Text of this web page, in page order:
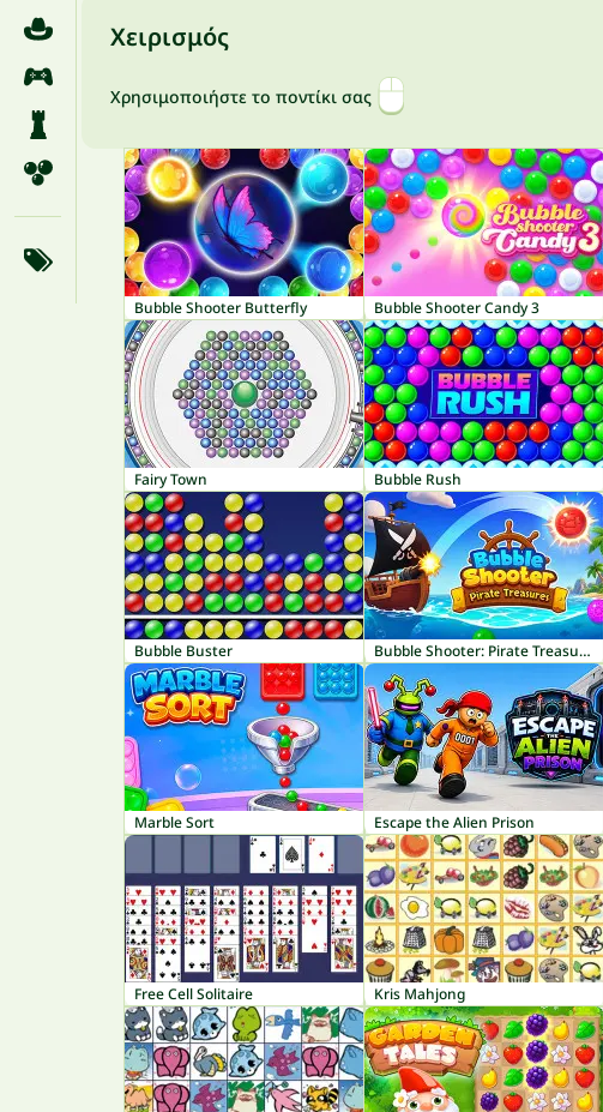
Χειρισμός
Χρησιμοποιήστε το ποντίκι σας
Bubble Shooter Butterfly Bubble Shooter Candy 3
Fairy Town Bubble Rush
Bubble Buster Bubble Shooter: Pirate Treasures
Marble Sort Escape the Alien Prison
Free Cell Solitaire Kris Mahjong